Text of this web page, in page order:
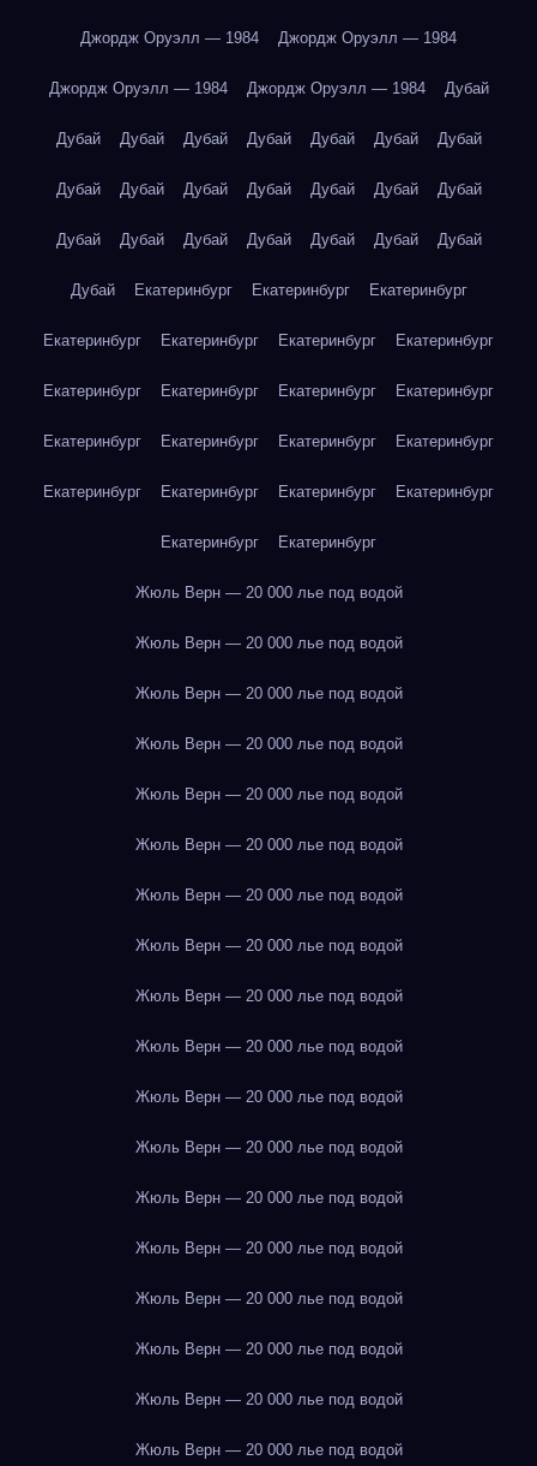
Джордж Оруэлл — 1984 Джордж Оруэлл — 1984
Джордж Оруэлл — 1984 Джордж Оруэлл — 1984 Дубай
Дубай Дубай Дубай Дубай Дубай Дубай Дубай
Дубай Дубай Дубай Дубай Дубай Дубай Дубай
Дубай Дубай Дубай Дубай Дубай Дубай Дубай
Дубай Екатеринбург Екатеринбург Екатеринбург
Екатеринбург Екатеринбург Екатеринбург Екатеринбург
Екатеринбург Екатеринбург Екатеринбург Екатеринбург
Екатеринбург Екатеринбург Екатеринбург Екатеринбург
Екатеринбург Екатеринбург Екатеринбург Екатеринбург
Екатеринбург Екатеринбург
Жюль Верн — 20 000 лье под водой
Жюль Верн — 20 000 лье под водой
Жюль Верн — 20 000 лье под водой
Жюль Верн — 20 000 лье под водой
Жюль Верн — 20 000 лье под водой
Жюль Верн — 20 000 лье под водой
Жюль Верн — 20 000 лье под водой
Жюль Верн — 20 000 лье под водой
Жюль Верн — 20 000 лье под водой
Жюль Верн — 20 000 лье под водой
Жюль Верн — 20 000 лье под водой
Жюль Верн — 20 000 лье под водой
Жюль Верн — 20 000 лье под водой
Жюль Верн — 20 000 лье под водой
Жюль Верн — 20 000 лье под водой
Жюль Верн — 20 000 лье под водой
Жюль Верн — 20 000 лье под водой
Жюль Верн — 20 000 лье под водой